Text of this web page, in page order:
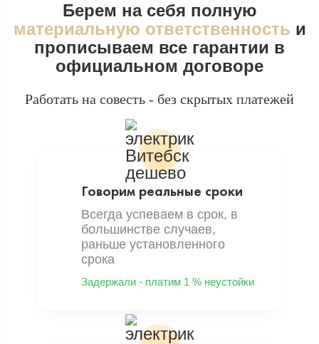
Берем на себя полную
материальную ответственность и
прописываем все гарантии в
официальном договоре
Работать на совесть - без скрытых платежей
Говорим реальные сроки
Всегда успеваем в срок, в
большинстве случаев,
раньше установленного
срока
Задержали - платим 1 % неустойки